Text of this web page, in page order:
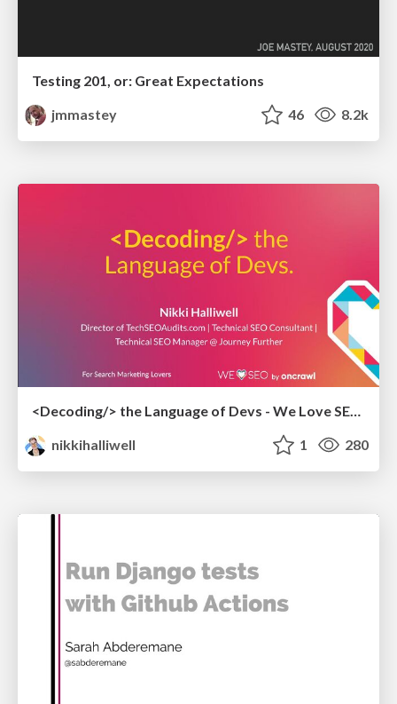
Testing 201, or: Great Expectations
jmmastey
46 8.2k
<Decoding/> the Language of Devs - We Love SEO 2024
nikkihalliwell
1 280